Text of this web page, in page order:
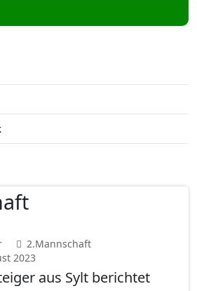
2.Mannschaft
2023
aus Sylt berichtet